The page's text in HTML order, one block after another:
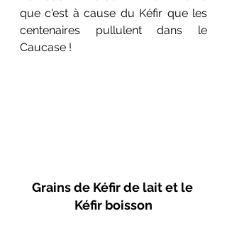
que c'est à cause du Kéfir que les
centenaires pullulent dans le
Caucase !
Grains de Kéfir de lait et le
Kéfir boisson